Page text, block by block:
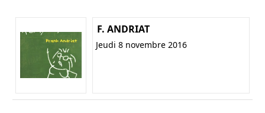
F. ANDRIAT
Jeudi 8 novembre 2016